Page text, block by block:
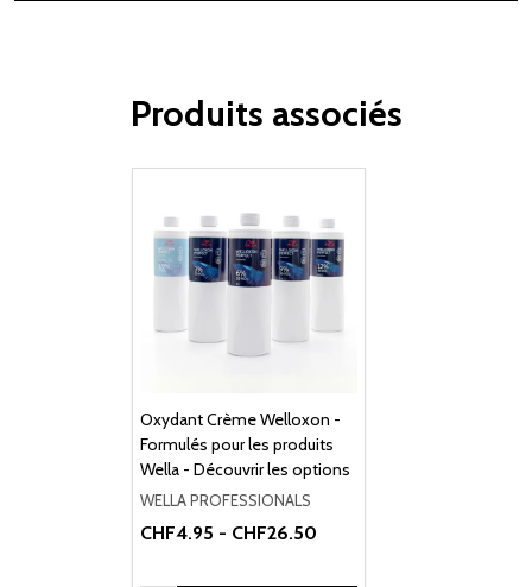
Produits associés
Oxydant Crème Welloxon -
Formulés pour les produits
Wella - Découvrir les options
WELLA PROFESSIONALS
CHF4.95 - CHF26.50